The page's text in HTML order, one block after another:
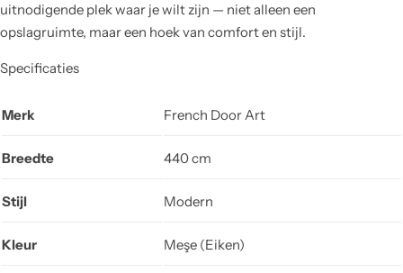
uitnodigende plek waar je wilt zijn — niet alleen een
opslagruimte, maar een hoek van comfort en stijl.
Specificaties
Merk French Door Art
Breedte 440 cm
Stijl Modern
Kleur Meşe (Eiken)